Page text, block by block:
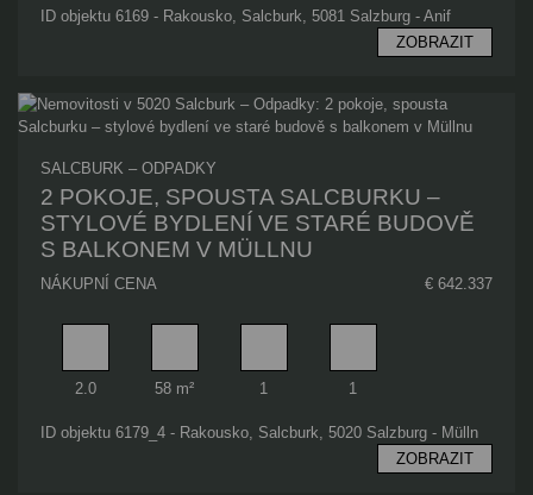
ID objektu 6169 - Rakousko, Salcburk, 5081 Salzburg - Anif
ZOBRAZIT
SALCBURK – ODPADKY
2 POKOJE, SPOUSTA SALCBURKU –
STYLOVÉ BYDLENÍ VE STARÉ BUDOVĚ
S BALKONEM V MÜLLNU
NÁKUPNÍ CENA € 642.337
Pokoj
2.0
Obytný prostor
58 m²
Koupelna
1
Ložnice
1
ID objektu 6179_4 - Rakousko, Salcburk, 5020 Salzburg - Mülln
ZOBRAZIT